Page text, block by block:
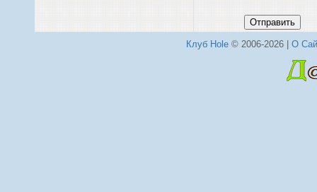
Отправить
Клуб Hole© 2006-2026 | О